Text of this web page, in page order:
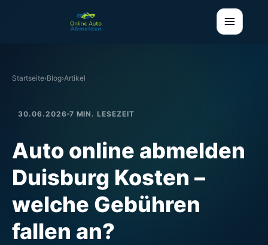
Startseite›Blog›Artikel
30.06.2026 7 MIN. LESEZEIT
Auto online abmelden
Duisburg Kosten –
welche Gebühren
fallen an?